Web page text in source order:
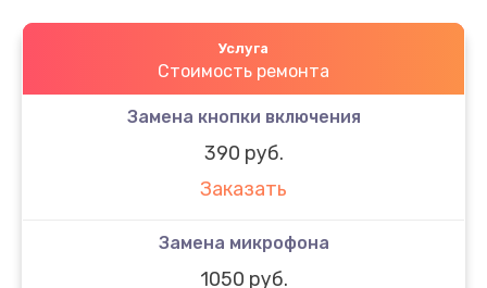
Услуга
Стоимость ремонта
Замена кнопки включения
390 руб.
Заказать
Замена микрофона
1050 руб.